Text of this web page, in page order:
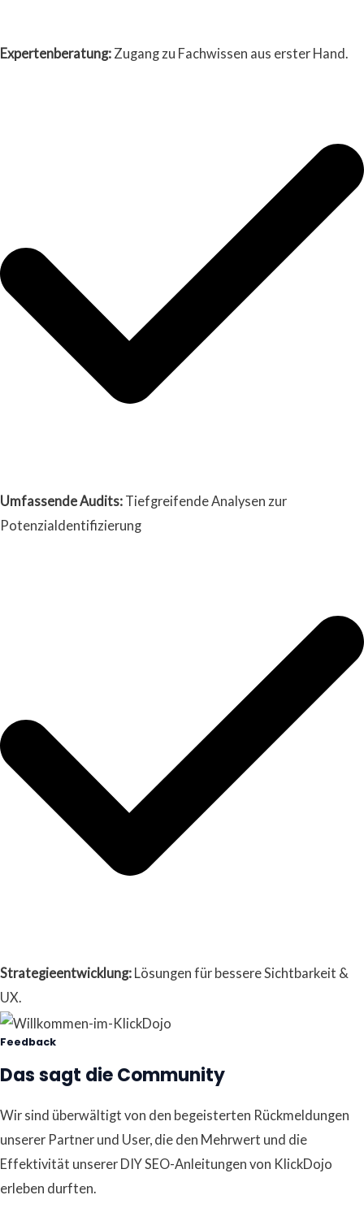
Expertenberatung: Zugang zu Fachwissen aus erster Hand.
Umfassende Audits: Tiefgreifende Analysen zur
Potenzialdentifizierung
Strategieentwicklung: Lösungen für bessere Sichtbarkeit &
UX.
Feedback
Das sagt die Community
Wir sind überwältigt von den begeisterten Rückmeldungen
unserer Partner und User, die den Mehrwert und die
Effektivität unserer DIY SEO-Anleitungen von KlickDojo
erleben durften.